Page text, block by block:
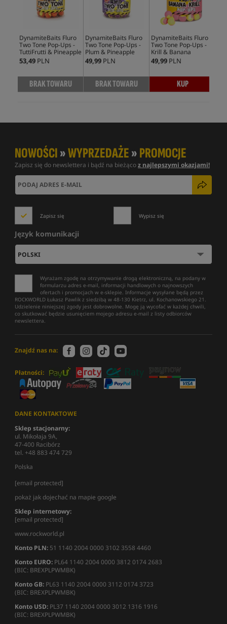
DynamiteBaits Fluro
Two Tone Pop-Ups -
TuttiFrutti & Pineapple
53,49 PLN
BRAK TOWARU
DynamiteBaits Fluro
Two Tone Pop-Ups -
Plum & Pineapple
49,99 PLN
BRAK TOWARU
DynamiteBaits Fluro
Two Tone Pop-Ups -
Krill & Banana
49,99 PLN
KUP
NOWOŚCI»WYPRZEDAŻE»PROMOCJE
Zapisz się do newslettera i bądź na bieżącoz najlepszymi okazjami!
Zapisz się Wypisz się
Język komunikacji
Wyrażam zgodę na otrzymywanie drogą elektroniczną, na podany w
formularzu adres e-mail, informacji handlowych o najnowszych
ofertach i promocjach w e-sklepie. Informacje wysyłane będą przez
ROCKWORLD Łukasz Pawlik z siedzibą w 48-130 Kietrz, ul. Kochanowskiego 21.
Udzielenie niniejszej zgody jest dobrowolne. Mogę ją wycofać w każdej chwili,
co skutkować będzie usunięciem mojego adresu e-mail z listy odbiorców
newslettera.
Znajdź nas na:
Płatności:
DANE KONTAKTOWE
Sklep stacjonarny:
ul. Mikołaja 9A,
47-400 Racibórz
tel. +48 883 474 729
Polska
[email protected]
pokaż jak dojechać na mapie google
Sklep internetowy:
[email protected]
www.rockworld.pl
Konto PLN: 51 1140 2004 0000 3102 3558 4460
Konto EURO: PL64 1140 2004 0000 3812 0174 2683
(BIC: BREXPLPWMBK)
Konto GB: PL63 1140 2004 0000 3112 0174 3723
(BIC: BREXPLPWMBK)
Konto USD: PL37 1140 2004 0000 3012 1316 1916
(BIC: BREXPLPWMBK)